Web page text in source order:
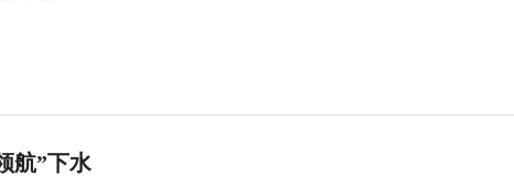
航”下水